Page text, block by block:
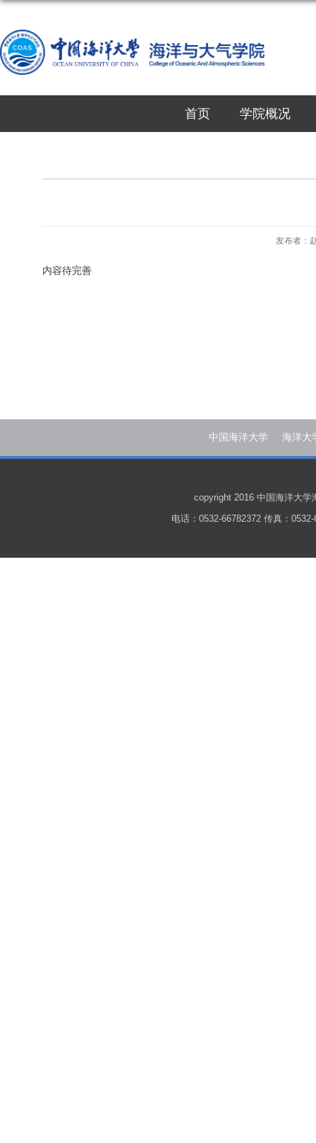
首页 学院概况
发布者：
内容待完善
中国海洋大学 海洋大
copyright 2016 中国海洋大学
电话：0532-66782372 传真：